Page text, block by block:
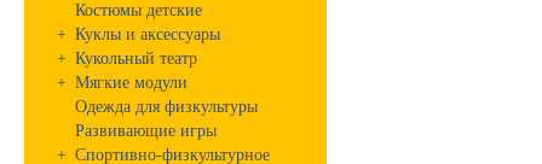
Костюмы детские
+ Куклы и аксессуары
+ Кукольный театр
+ Мягкие модули
Одежда для физкультуры
Развивающие игры
+ Спортивно-физкультурное